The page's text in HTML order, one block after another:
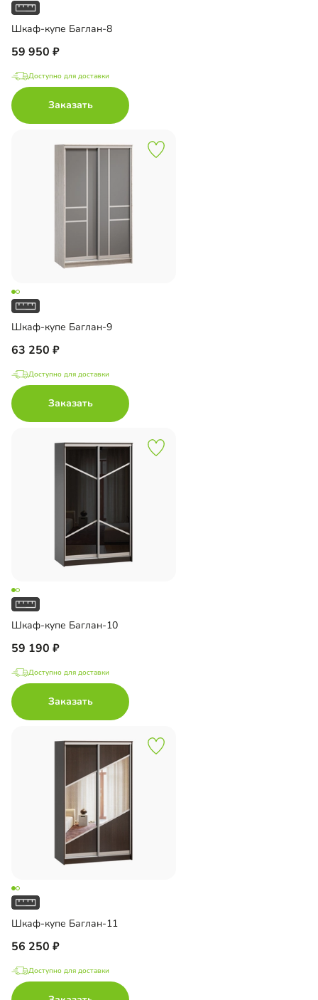
Шкаф-купе Баглан-8
59 950
Доступно для доставки
Заказать
Шкаф-купе Баглан-9
63 250
Доступно для доставки
Заказать
Шкаф-купе Баглан-10
59 190
Доступно для доставки
Заказать
Шкаф-купе Баглан-11
56 250
Доступно для доставки